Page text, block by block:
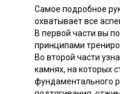
Самое подробное
охватывает все
В первой части вы
принципами
Во второй части
камнях, на которых
фундаментального